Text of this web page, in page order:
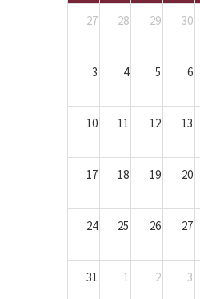
27 28 29 30
3 4 5 6
10 11 12 13
17 18 19 20
24 25 26 27
31 1 2 3